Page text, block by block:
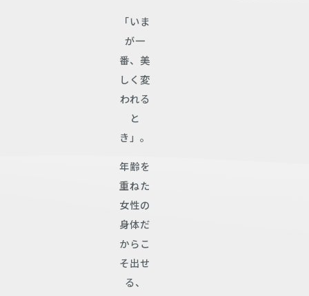
「いま
が一
番、美
しく変
われる
と
き」。
年齢を
重ねた
女性の
身体だ
からこ
そ出せ
る、